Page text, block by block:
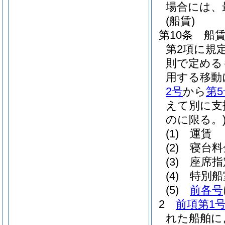
場合には、
(船賃)
第10条
船
第2項に規
則で定め
用する移
2号から第
えて別に
のに限る。
(1)
運賃
(2)
寝台
(3)
座席
(4)
特別
(5)
前各号
2
前項第1
れた船舶